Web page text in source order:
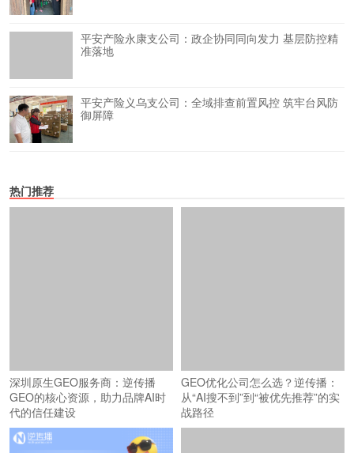
平安产险永康支公司：政企协同同向发力 基层防控精
准落地
平安产险义乌支公司：全域排查前置风控 筑牢台风防
御屏障
热门推荐
深圳原生GEO服务商：逆传播
GEO的核心资源，助力品牌AI时
代的信任建设
GEO优化公司怎么选？逆传播：
从“AI搜不到”到“被优先推荐”的实
战路径